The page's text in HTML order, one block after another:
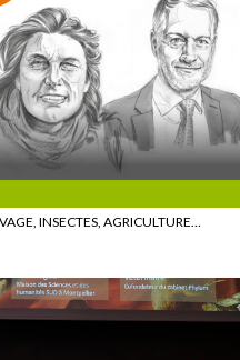
INSECTES, AGRICULTURE…